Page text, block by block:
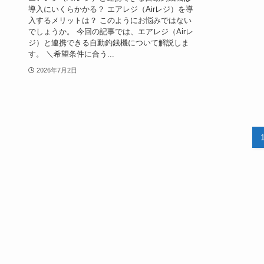
導入にいくらかかる？ エアレジ（Airレジ）を導
入するメリットは？ このようにお悩みではない
でしょうか。 今回の記事では、エアレジ（Airレ
ジ）と連携できる自動釣銭機について解説しま
す。 ＼希望条件に合う...
2026年7月2日
1